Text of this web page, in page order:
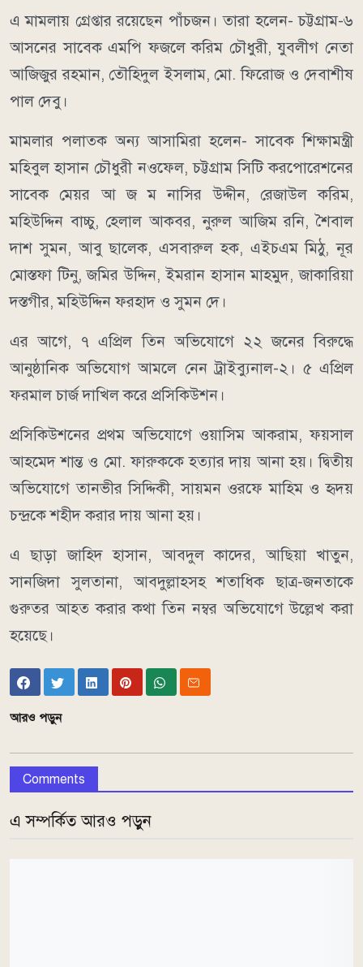
এ মামলায় গ্রেপ্তার রয়েছেন পাঁচজন। তারা হলেন- চট্টগ্রাম-৬
আসনের সাবেক এমপি ফজলে করিম চৌধুরী, যুবলীগ নেতা
আজিজুর রহমান, তৌহিদুল ইসলাম, মো. ফিরোজ ও দেবাশীষ
পাল দেবু।
মামলার পলাতক অন্য আসামিরা হলেন- সাবেক শিক্ষামন্ত্রী
মহিবুল হাসান চৌধুরী নওফেল, চট্টগ্রাম সিটি করপোরেশনের
সাবেক মেয়র আ জ ম নাসির উদ্দীন, রেজাউল করিম,
মহিউদ্দিন বাচ্চু, হেলাল আকবর, নুরুল আজিম রনি, শৈবাল
দাশ সুমন, আবু ছালেক, এসবারুল হক, এইচএম মিঠু, নূর
মোস্তফা টিনু, জমির উদ্দিন, ইমরান হাসান মাহমুদ, জাকারিয়া
দস্তগীর, মহিউদ্দিন ফরহাদ ও সুমন দে।
এর আগে, ৭ এপ্রিল তিন অভিযোগে ২২ জনের বিরুদ্ধে
আনুষ্ঠানিক অভিযোগ আমলে নেন ট্রাইব্যুনাল-২। ৫ এপ্রিল
ফরমাল চার্জ দাখিল করে প্রসিকিউশন।
প্রসিকিউশনের প্রথম অভিযোগে ওয়াসিম আকরাম, ফয়সাল
আহমেদ শান্ত ও মো. ফারুককে হত্যার দায় আনা হয়। দ্বিতীয়
অভিযোগে তানভীর সিদ্দিকী, সায়মন ওরফে মাহিম ও হৃদয়
চন্দ্রকে শহীদ করার দায় আনা হয়।
এ ছাড়া জাহিদ হাসান, আবদুল কাদের, আছিয়া খাতুন,
সানজিদা সুলতানা, আবদুল্লাহসহ শতাধিক ছাত্র-জনতাকে
গুরুতর আহত করার কথা তিন নম্বর অভিযোগে উল্লেখ করা
হয়েছে।
আরও পড়ুন
Comments
এ সম্পর্কিত আরও পড়ুন